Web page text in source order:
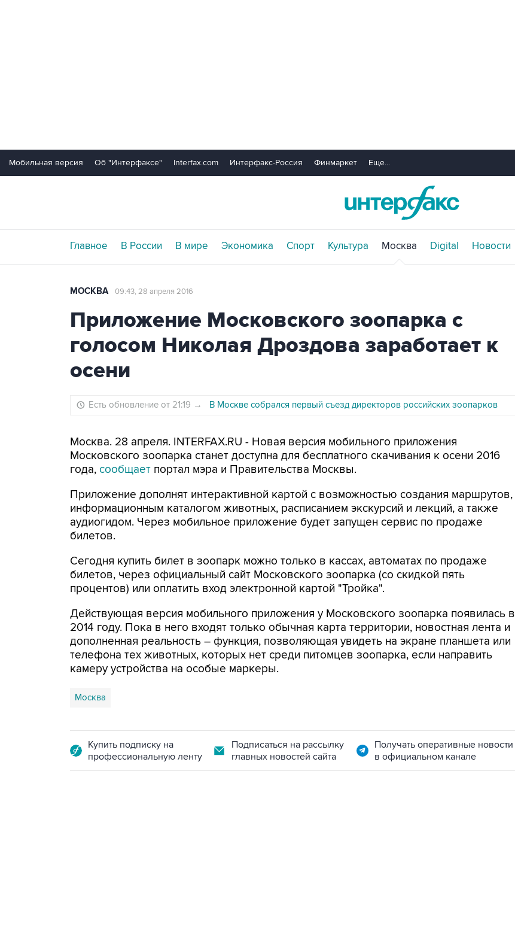
Мобильная версия Об "Интерфаксе" Interfax.com Интерфакс-Россия Финмаркет Еще...
Главное В России В мире Экономика Спорт Культура Москва Digital Новости
МОСКВА 09:43, 28 апреля 2016
Приложение Московского зоопарка с
голосом Николая Дроздова заработает к
осени
Есть обновление от 21:19 → В Москве собрался первый съезд директоров российских зоопарков
Москва. 28 апреля. INTERFAX.RU - Новая версия мобильного приложения
Московского зоопарка станет доступна для бесплатного скачивания к осени 2016
года, сообщает портал мэра и Правительства Москвы.
Приложение дополнят интерактивной картой с возможностью создания маршрутов,
информационным каталогом животных, расписанием экскурсий и лекций, а также
аудиогидом. Через мобильное приложение будет запущен сервис по продаже
билетов.
Сегодня купить билет в зоопарк можно только в кассах, автоматах по продаже
билетов, через официальный сайт Московского зоопарка (со скидкой пять
процентов) или оплатить вход электронной картой "Тройка".
Действующая версия мобильного приложения у Московского зоопарка появилась в
2014 году. Пока в него входят только обычная карта территории, новостная лента и
дополненная реальность – функция, позволяющая увидеть на экране планшета или
телефона тех животных, которых нет среди питомцев зоопарка, если направить
камеру устройства на особые маркеры.
Москва
Купить подписку на
профессиональную ленту
Подписаться на рассылку
главных новостей сайта
Получать оперативные новости
в официальном канале